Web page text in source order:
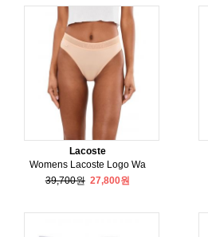
Lacoste
Womens Lacoste Logo Wa
39,700원 27,800원